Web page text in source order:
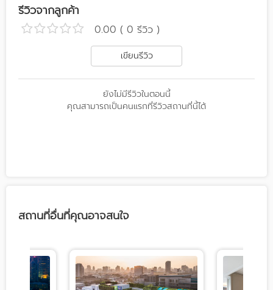
รีวิวจากลูกค้า
0.00 ( 0 รีวิว )
เขียนรีวิว
ยังไม่มีรีวิวในตอนนี้
คุณสามารถเป็นคนแรกที่รีวิวสถานที่นี้ได้
สถานที่อื่นที่คุณอาจสนใจ